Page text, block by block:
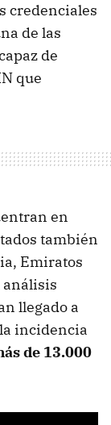
credenciales
de las
de
que
en
también
Emiratos
análisis
llegado a
incidencia
de 13.000